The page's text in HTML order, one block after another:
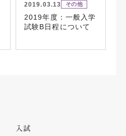
2019.03.13 その他
2019年度：一般入学
試験B日程について
入試